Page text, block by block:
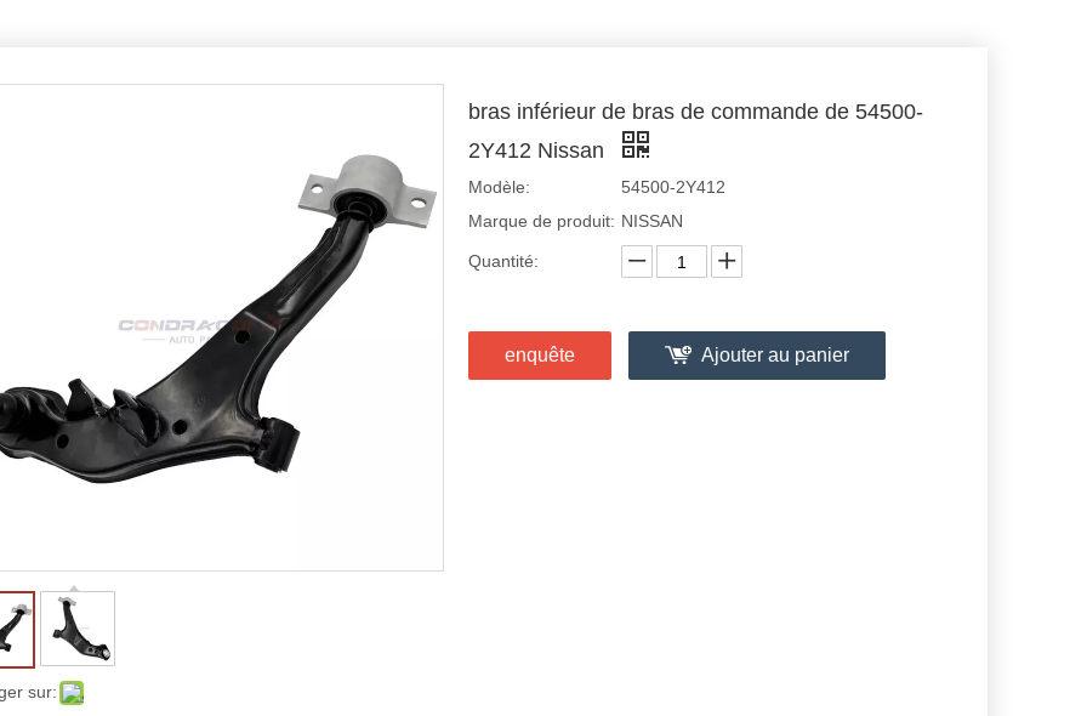
sur:
bras inférieur de bras de commande de 54500-
2Y412 Nissan
Modèle:
54500-2Y412
Marque de produit: NISSAN
Quantité:
enquête Ajouter au panier